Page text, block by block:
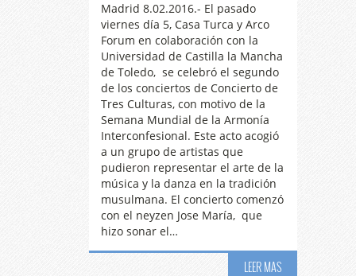
Madrid 8.02.2016.- El pasado
viernes día 5, Casa Turca y Arco
Forum en colaboración con la
Universidad de Castilla la Mancha
de Toledo, se celebró el segundo
de los conciertos de Concierto de
Tres Culturas, con motivo de la
Semana Mundial de la Armonía
Interconfesional. Este acto acogió
a un grupo de artistas que
pudieron representar el arte de la
música y la danza en la tradición
musulmana. El concierto comenzó
con el neyzen Jose María, que
hizo sonar el…
LEER MAS
Getafepone fin al
Concierto de Tres